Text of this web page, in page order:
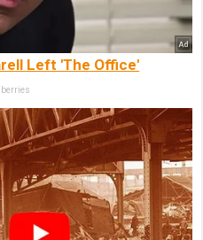
Left 'The Office'